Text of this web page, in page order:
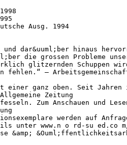
Ausg. 1994
dar&uuml;ber hinaus
die grossen Probleme
glitzernden Schuppen
fehlen.“ –
einer ganz oben. Seit
Zeitung
Zum Anschauen und
werden auf
unter www.n o rd-su ed.co
&amp;